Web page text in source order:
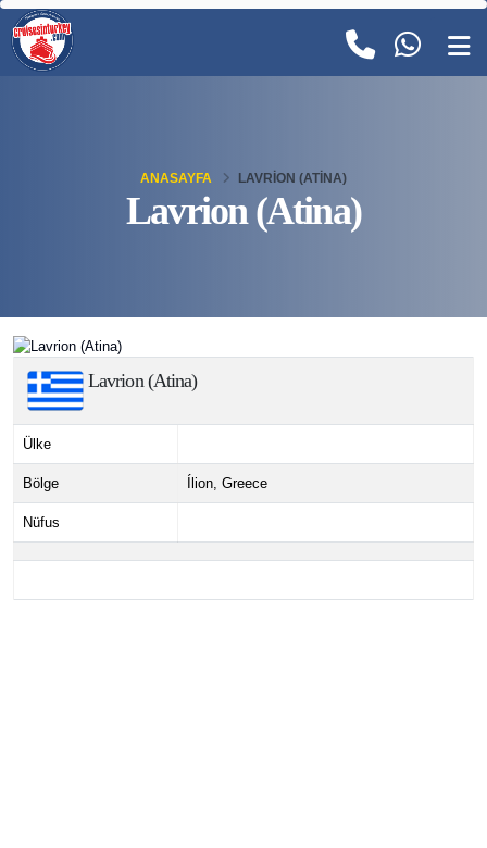
Lavrion (Atina)
ANASAYFA LAVRION (ATINA)
Lavrion (Atina)
Ülke
Bölge Ílion, Greece
Nüfus